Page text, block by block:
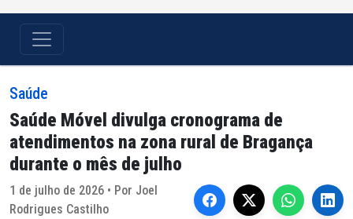
Saúde
Saúde Móvel divulga cronograma de
atendimentos na zona rural de Bragança
durante o mês de julho
1 de julho de 2026 • Por Joel
Rodrigues Castilho